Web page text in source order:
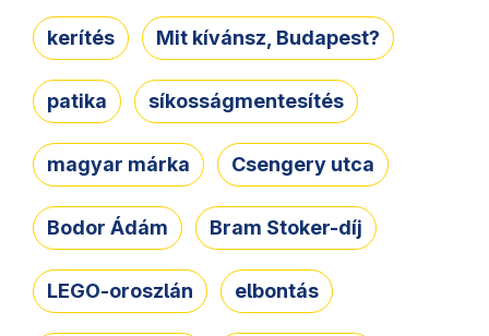
kerítés Mit kívánsz, Budapest?
patika síkosságmentesítés
magyar márka Csengery utca
Bodor Ádám Bram Stoker-díj
LEGO-oroszlán elbontás